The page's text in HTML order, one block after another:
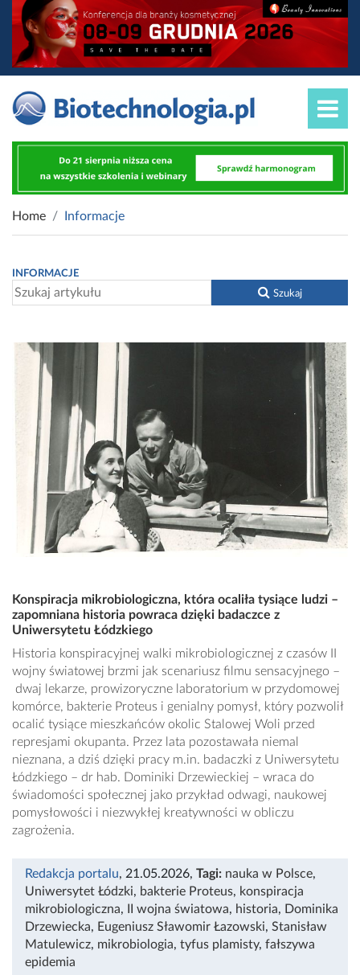
Home Informacje
INFORMACJE
Szukaj
Konspiracja mikrobiologiczna, która ocaliła tysiące ludzi –
zapomniana historia powraca dzięki badaczce z
Uniwersytetu Łódzkiego
Historia konspiracyjnej walki mikrobiologicznej z czasów II
wojny światowej brzmi jak scenariusz filmu sensacyjnego –
dwaj lekarze, prowizoryczne laboratorium w przydomowej
komórce, bakterie Proteus i genialny pomysł, który pozwolił
ocalić tysiące mieszkańców okolic Stalowej Woli przed
represjami okupanta. Przez lata pozostawała niemal
nieznana, a dziś dzięki pracy m.in. badaczki z Uniwersytetu
Łódzkiego – dr hab. Dominiki Drzewieckiej – wraca do
świadomości społecznej jako przykład odwagi, naukowej
pomysłowości i niezwykłej kreatywności w obliczu
zagrożenia.
Redakcja portalu, 21.05.2026, Tagi: nauka w Polsce,
Uniwersytet Łódzki, bakterie Proteus, konspiracja
mikrobiologiczna, II wojna światowa, historia, Dominika
Drzewiecka, Eugeniusz Sławomir Łazowski, Stanisław
Matulewicz, mikrobiologia, tyfus plamisty, fałszywa
epidemia